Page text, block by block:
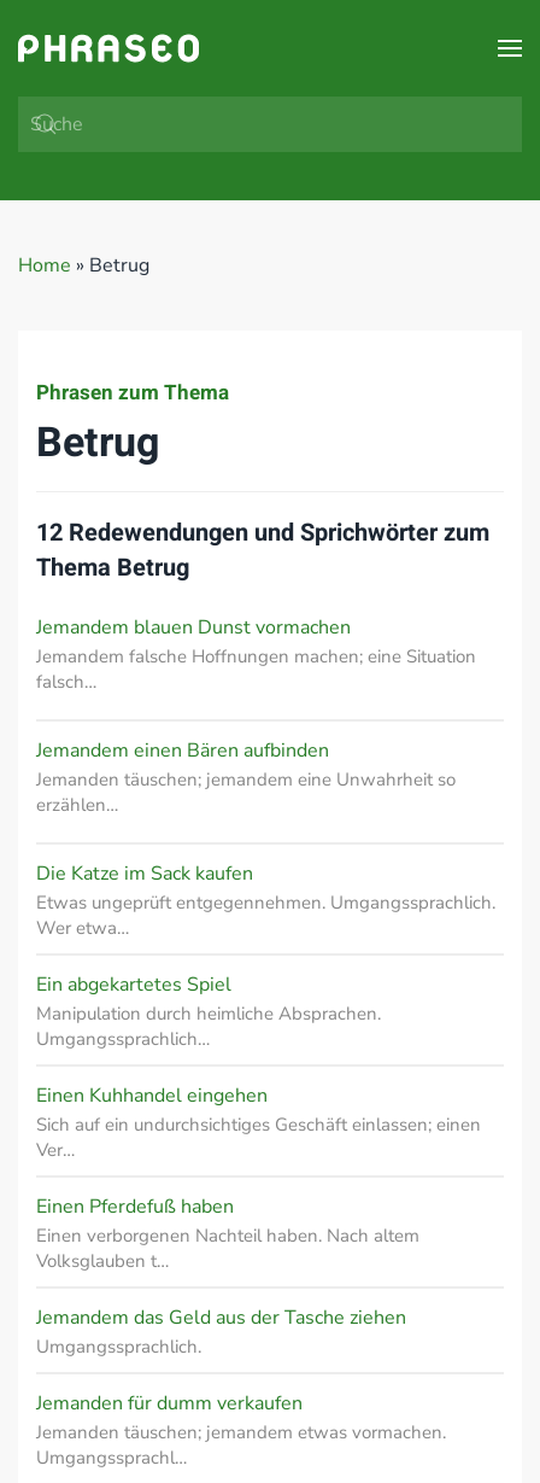
Zum Hauptinhalt springen
Home » Betrug
Phrasen zum Thema
Betrug
12 Redewendungen und Sprichwörter zum
Thema Betrug
Jemandem blauen Dunst vormachen
Jemandem falsche Hoffnungen machen; eine Situation
falsch…
Jemandem einen Bären aufbinden
Jemanden täuschen; jemandem eine Unwahrheit so
erzählen…
Die Katze im Sack kaufen
Etwas ungeprüft entgegennehmen. Umgangssprachlich.
Wer etwa…
Ein abgekartetes Spiel
Manipulation durch heimliche Absprachen.
Umgangssprachlich…
Einen Kuhhandel eingehen
Sich auf ein undurchsichtiges Geschäft einlassen; einen
Ver…
Einen Pferdefuß haben
Einen verborgenen Nachteil haben. Nach altem
Volksglauben t…
Jemandem das Geld aus der Tasche ziehen
Umgangssprachlich.
Jemanden für dumm verkaufen
Jemanden täuschen; jemandem etwas vormachen.
Umgangssprachl…